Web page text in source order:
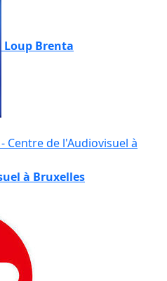
Loup Brenta
à Bruxelles